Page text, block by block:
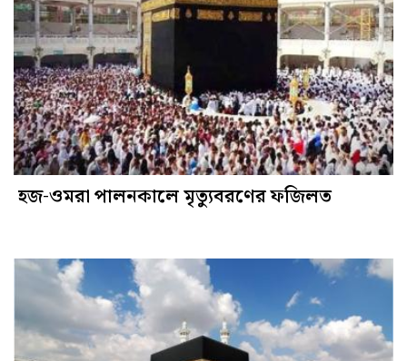
হজ-ওমরা পালনকালে মৃত্যুবরণের ফজিলত